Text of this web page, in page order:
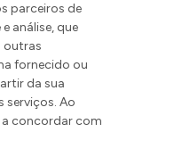
iluminação
parceiros de
análise, que
outras
fornecido ou
da sua
serviços. Ao
a concordar com